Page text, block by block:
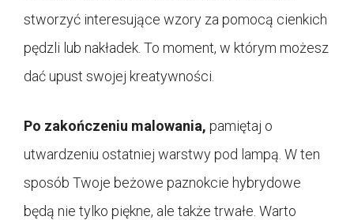
stworzyć interesujące wzory za pomocą cienkich
pędzli lub nakładek. To moment, w którym możesz
dać upust swojej kreatywności.
Po zakończeniu malowania, pamiętaj o
utwardzeniu ostatniej warstwy pod lampą. W ten
sposób Twoje beżowe paznokcie hybrydowe
będą nie tylko piękne, ale także trwałe. Warto